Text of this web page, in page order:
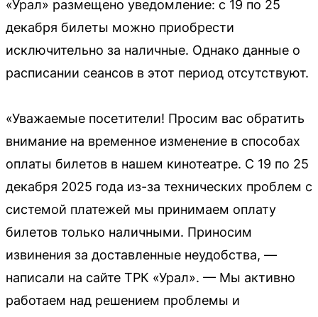
«Урал» размещено уведомление: с 19 по 25
декабря билеты можно приобрести
исключительно за наличные. Однако данные о
расписании сеансов в этот период отсутствуют.
«Уважаемые посетители! Просим вас обратить
внимание на временное изменение в способах
оплаты билетов в нашем кинотеатре. С 19 по 25
декабря 2025 года из-за технических проблем с
системой платежей мы принимаем оплату
билетов только наличными. Приносим
извинения за доставленные неудобства, —
написали на сайте ТРК «Урал». — Мы активно
работаем над решением проблемы и